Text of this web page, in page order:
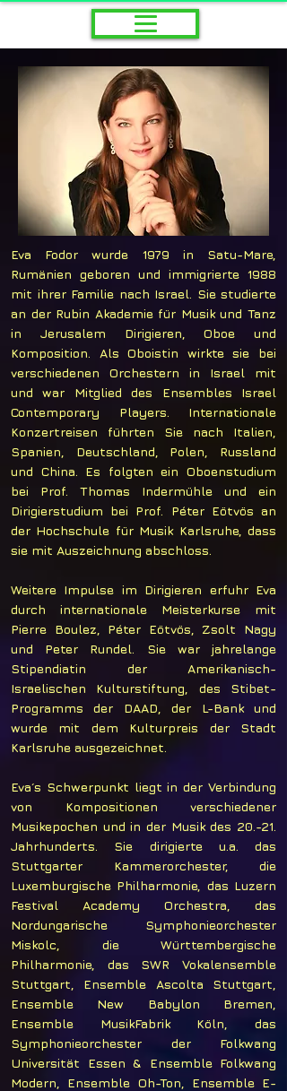
Eva Fodor wurde 1979 in Satu-Mare,
Rumänien geboren und immigrierte 1988
mit ihrer Familie nach Israel. Sie studierte
an der Rubin Akademie für Musik und Tanz
in Jerusalem Dirigieren, Oboe und
Komposition. Als Oboistin wirkte sie bei
verschiedenen Orchestern in Israel mit
und war Mitglied des Ensembles Israel
Contemporary Players. Internationale
Konzertreisen führten Sie nach Italien,
Spanien, Deutschland, Polen, Russland
und China. Es folgten ein Oboenstudium
bei Prof. Thomas Indermühle und ein
Dirigierstudium bei Prof. Péter Eötvös an
der Hochschule für Musik Karlsruhe, dass
sie mit Auszeichnung abschloss.
Weitere Impulse im Dirigieren erfuhr Eva
durch internationale Meisterkurse mit
Pierre Boulez, Péter Eötvös, Zsolt Nagy
und Peter Rundel. Sie war jahrelange
Stipendiatin der Amerikanisch-
Israelischen Kulturstiftung, des Stibet-
Programms der DAAD, der L-Bank und
wurde mit dem Kulturpreis der Stadt
Karlsruhe ausgezeichnet.
​Eva´s Schwerpunkt liegt in der Verbindung
von Kompositionen verschiedener
Musikepochen und in der Musik des 20.-21.
Jahrhunderts. Sie dirigierte u.a. das
Stuttgarter Kammerorchester, die
Luxemburgische Philharmonie, das Luzern
Festival Academy Orchestra, das
Nordungarische Symphonieorchester
Miskolc, die Württembergische
Philharmonie, das SWR Vokalensemble
Stuttgart, Ensemble Ascolta Stuttgart,
Ensemble New Babylon Bremen,
Ensemble MusikFabrik Köln, das
Symphonieorchester der Folkwang
Universität Essen & Ensemble Folkwang
Modern, Ensemble Oh-Ton, Ensemble E-